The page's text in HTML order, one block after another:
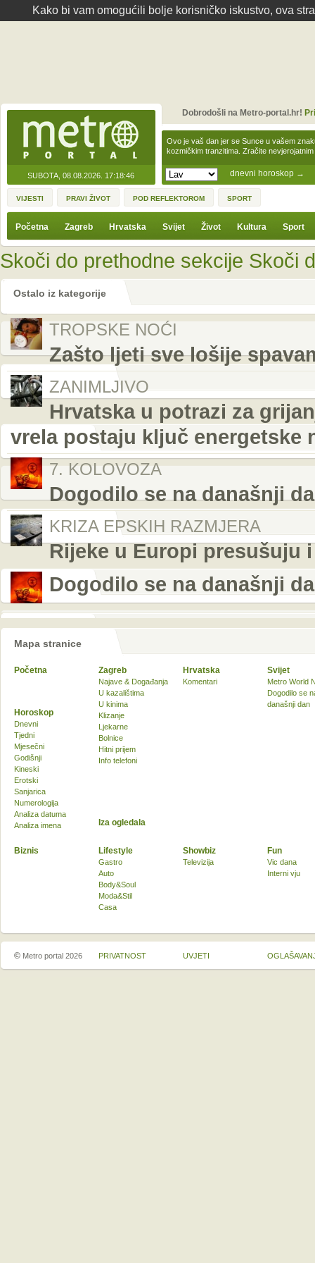
Kako bi vam omogućili bolje korisničko iskustvo, ova
SUBOTA, 08.08.2026. 17:18:46 dnevni horoskop →
Ovo je vaš dan jer se Sunce u vašem
kozmičkim tranzitima. Zračite
Dobrodošli na Metro-portal.hr!
VIJESTI PRAVI ŽIVOT POD REFLEKTOROM SPORT
Početna Zagreb Hrvatska Svijet Život Kultura Sport
Skoči do prethodne sekcije Skoči
Ostalo iz kategorije
TROPSKE NOĆI
Zašto ljeti sve lošije
ZANIMLJIVO
Hrvatska u potrazi za
vrela postaju ključ energetske
7. KOLOVOZA
Dogodilo se na današnji
KRIZA EPSKIH RAZMJERA
Rijeke u Europi presušuju
Dogodilo se na današnji
Mapa stranice
Početna Zagreb
Najave & Događanja
U kazalištima
U kinima
Klizanje
Ljekarne
Bolnice
Hitni prijem
Info telefoni
Hrvatska
Komentari
Svijet
Metro World
Dogodilo se
današnji dan
Biznis Lifestyle
Gastro
Auto
Body&Soul
Moda&Stil
Casa
Showbiz
Televizija
Fun
Vic dana
Interni vju
Horoskop
Dnevni
Tjedni
Mjesečni
Godišnji
Kineski
Erotski
Sanjarica
Numerologija
Analiza datuma
Analiza imena
Iza ogledala
© Metro portal 2026 PRIVATNOST UVJETI